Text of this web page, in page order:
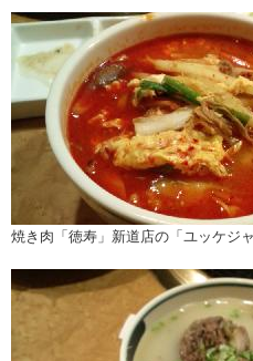
焼き肉「徳寿」新道店の「ユッケジ